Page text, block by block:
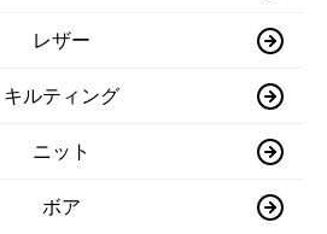
レザー
キルティング
ニット
ボア